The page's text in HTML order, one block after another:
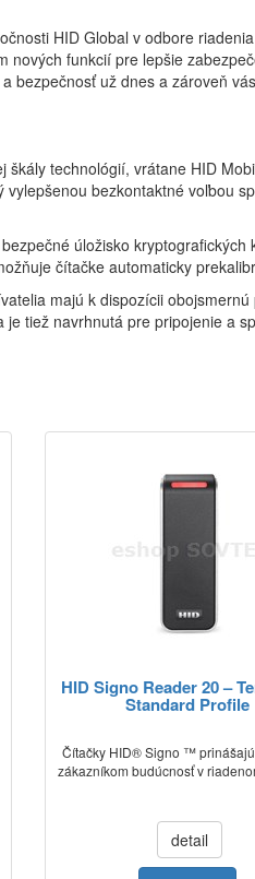
HID Global v odbore
nových funkcií pre lepšie
bezpečnosť už dnes a zároveň
škály technológií, vrátane HID
bezkontaktné voľbou
úložisko
čítačke automaticky
majú k dispozícii
tiež navrhnutá pre pripojenie a
HID Signo Reader 20 –
Standard Profile
Čítačky HID® Signo ™
zákazníkom budúcnosť v
detail